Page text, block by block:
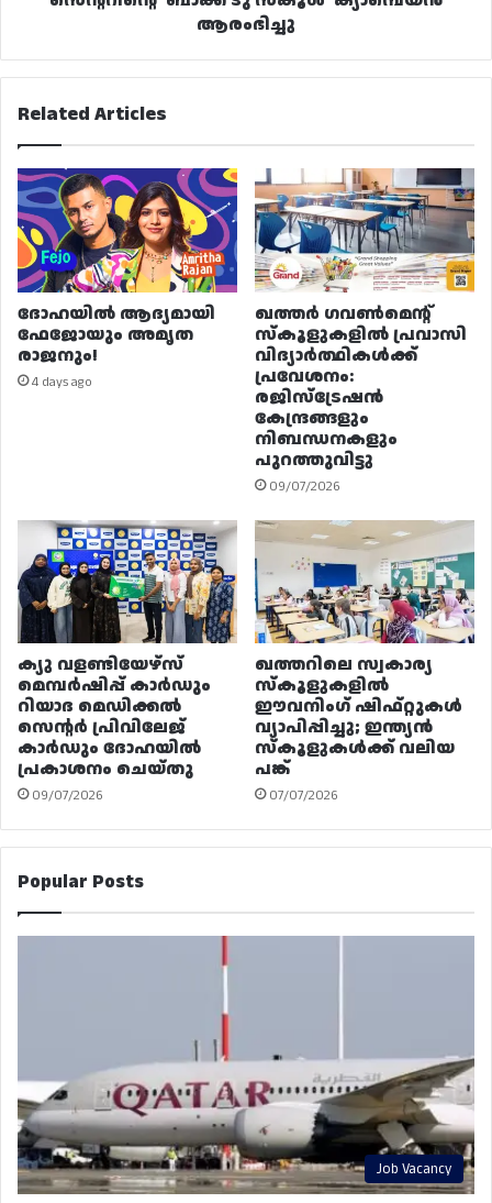
ആരംഭിച്ചു
Related Articles
ദോഹയിൽ ആദ്യമായി
ഫേജോയും അമൃത
രാജനും!
4 days ago
ഖത്തർ ഗവൺമെന്റ്
സ്കൂളുകളിൽ പ്രവാസി
വിദ്യാർത്ഥികൾക്ക്
പ്രവേശനം:
രജിസ്ട്രേഷൻ
കേന്ദ്രങ്ങളും
നിബന്ധനകളും
പുറത്തുവിട്ടു
09/07/2026
ക്യു വളണ്ടിയേഴ്‌സ്
മെമ്പർഷിപ്പ് കാർഡും
റിയാദ മെഡിക്കൽ
സെന്റർ പ്രിവിലേജ്
കാർഡും ദോഹയിൽ
പ്രകാശനം ചെയ്തു
09/07/2026
ഖത്തറിലെ സ്വകാര്യ
സ്കൂളുകളിൽ
ഈവനിംഗ് ഷിഫ്റ്റുകൾ
വ്യാപിപ്പിച്ചു; ഇന്ത്യൻ
സ്കൂളുകൾക്ക് വലിയ
പങ്ക്
07/07/2026
Popular Posts
Job Vacancy